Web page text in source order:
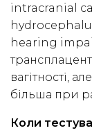
intracranial
hearing
вагітності,
більша при
Коли